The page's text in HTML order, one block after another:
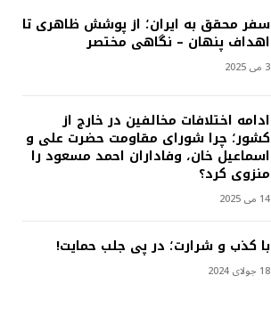
سفر محقق به ایران؛ از پوشش ظاهری تا
اهداف پنهان – نگاهی مختصر
3 می 2025
ادامه اختلافات مخالفین در خارج از
کشور؛ چرا شورای مقاومت حضرت علی و
اسماعیل خان، وفاداران احمد مسعود را
منزوی کرد؟
14 می 2025
با کذب و شرارت؛ در پی جلب حمایت!
18 جولای 2024